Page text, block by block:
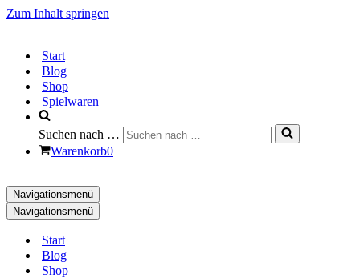
Zum Inhalt springen
Start
Blog
Shop
Spielwaren
Suchen nach …
Warenkorb0
Navigationsmenü
Navigationsmenü
Start
Blog
Shop